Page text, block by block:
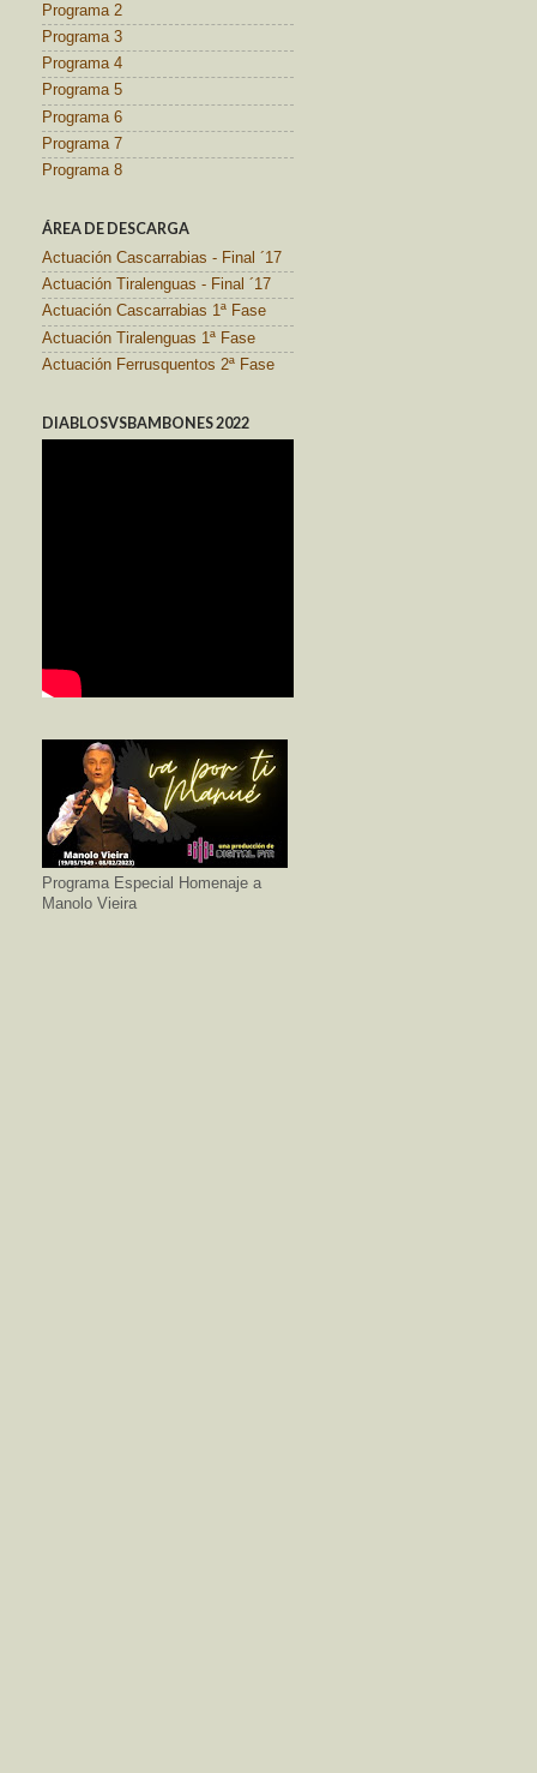
Programa 2
Programa 3
Programa 4
Programa 5
Programa 6
Programa 7
Programa 8
ÁREA DE DESCARGA
Actuación Cascarrabias - Final ´17
Actuación Tiralenguas - Final ´17
Actuación Cascarrabias 1ª Fase
Actuación Tiralenguas 1ª Fase
Actuación Ferrusquentos 2ª Fase
DIABLOSVSBAMBONES 2022
Programa Especial Homenaje a
Manolo Vieira